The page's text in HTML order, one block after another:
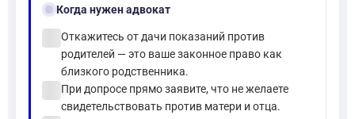
gavelКогда нужен адвокат
Откажитесь от дачи показаний против
родителей — это ваше законное право как
близкого родственника.
При допросе прямо заявите, что не желаете
свидетельствовать против матери и отца.